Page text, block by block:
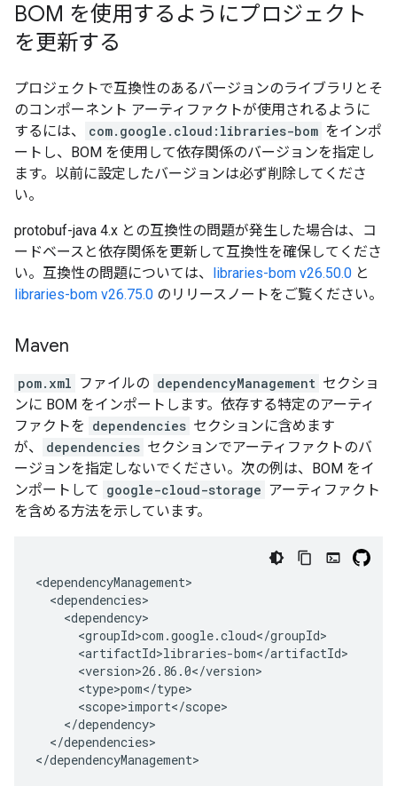
BOM を使用するようにプロジェクト
を更新する
プロジェクトで互換性のあるバージョンのライブラリとそ
のコンポーネント アーティファクトが使用されるように
するには、
com.google.cloud:libraries-bom をインポ
ートし、BOM を使用して依存関係のバージョンを指定し
ます。以前に設定したバージョンは必ず削除してくださ
い。
protobuf-java 4.x との互換性の問題が発生した場合は、コ
ードベースと依存関係を更新して互換性を確保してくださ
い。互換性の問題については、 libraries-bom v26.50.0 と
libraries-bom v26.75.0 のリリースノートをご覧ください。
Maven
pom.xml ファイルの dependencyManagement セクショ
ンに BOM をインポートします。依存する特定のアーティ
ファクトを dependencies セクションに含めます
が、
dependencies セクションでアーティファクトのバ
ージョンを指定しないでください。次の例は、BOM をイ
ンポートして google-cloud-storage アーティファクト
を含める方法を示しています。
<dependencyManagement>
  <dependencies>
    <dependency>
      <groupId>com.google.cloud</groupId>
      <artifactId>libraries-bom</artifactId>
      <version>26.86.0</version>
      <type>pom</type>
      <scope>import</scope>
    </dependency>
  </dependencies>
</dependencyManagement>